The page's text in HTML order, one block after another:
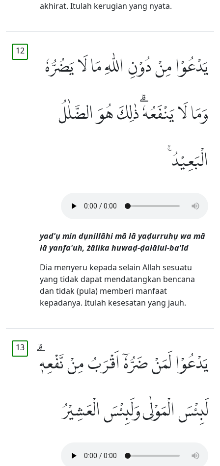
akhirat. Itulah kerugian yang nyata.
12
يَدْعُوْا مِنْ دُوْنِ اللّٰهِ مَا لَا يَضُرُّهٗ
وَمَا لَا يَنْفَعُهٗۗ ذٰلِكَ هُوَ الضَّلٰلُ
الْبَعِيْدُ ۚ
yad'ụ min dụnillāhi mā lā yaḍurruhụ wa mā
lā yanfa'uh, żālika huwaḍ-ḍalālul-ba'īd
Dia menyeru kepada selain Allah sesuatu
yang tidak dapat mendatangkan bencana
dan tidak (pula) memberi manfaat
kepadanya. Itulah kesesatan yang jauh.
13
يَدْعُوْا لَمَنْ ضَرُّهٗٓ اَقْرَبُ مِنْ نَّفْعِهٖۗ
لَبِئْسَ الْمَوْلٰى وَلَبِئْسَ الْعَشِيْرُ